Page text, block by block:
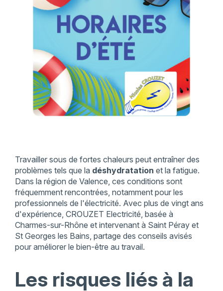
Travailler sous de fortes chaleurs peut entraîner des
problèmes tels que la déshydratation et la fatigue.
Dans la région de Valence, ces conditions sont
fréquemment rencontrées, notamment pour les
professionnels de l'électricité. Avec plus de vingt ans
d'expérience, CROUZET Electricité, basée à
Charmes-sur-Rhône et intervenant à Saint Péray et
St Georges les Bains, partage des conseils avisés
pour améliorer le bien-être au travail.
Les risques liés à la